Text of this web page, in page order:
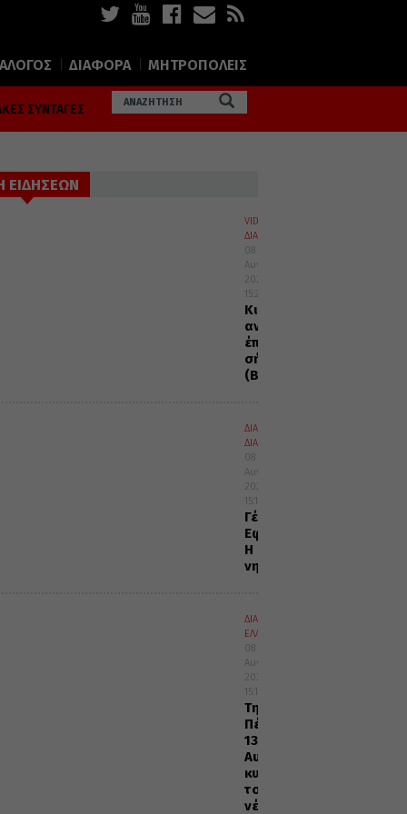
ΔΙΑΦΟΡΑ ΜΗΤΡΟΠΟΛΕΙΣ
ΣΥΝΤΑΓΕΣ
ΕΙΔΗΣΕΩΝ
VIDEOS
ΔΙΑΦΟΡΑ
08
Αυγούστου
2026
15:28
Κι
αν
έπεσες,
σήκω
(Βίντεο)
ΔΙΑΛΟΓΟΣ
ΔΙΑΦΟΡΑ
08
Αυγούστου
2026
15:15
Γέρων
Εφραίμ:
Η
νηστεία
ΔΙΑΦΟΡΑ
ΕΛΛΑΔΑ
08
Αυγούστου
2026
15:11
Την
Πέμπτη,
13
Αυγούστου,
κυκλοφορεί
το
νέο